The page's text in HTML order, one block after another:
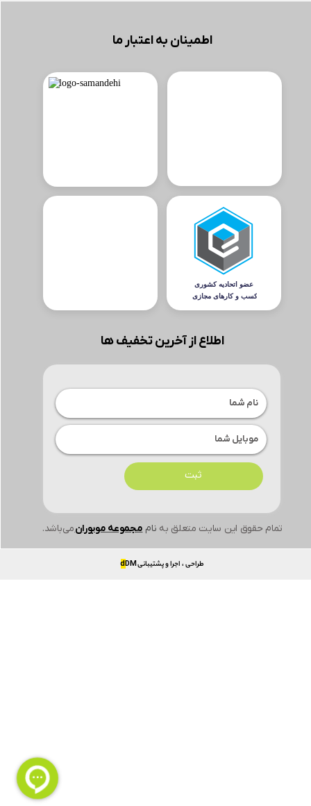
تمام حقوق این سایت متعلق به ناممجموعه موبورانمی‌باشد.
اطمینان به اعتبار ما
اطلاع از آخرین تخفیف ها
ثبت
طراحی ، اجرا و پشتیبانی dDM